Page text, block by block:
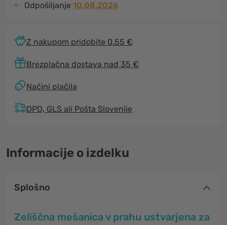
Odpošiljanje 10.08.2026
Z nakupom pridobite 0.55 €
Brezplačna dostava nad 35 €
Načini plačila
DPD, GLS ali Pošta Slovenije
Informacije o izdelku
Splošno
Zeliščna mešanica v prahu ustvarjena za